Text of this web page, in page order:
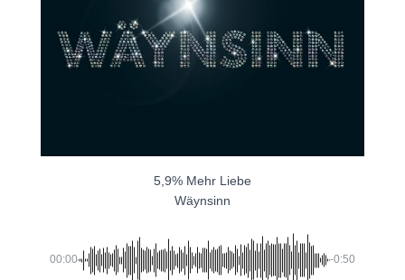
5,9% Mehr Liebe
Wäynsinn
00:00 -0:50